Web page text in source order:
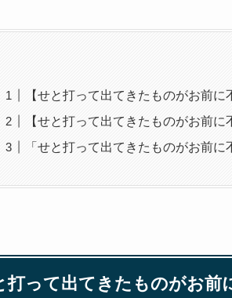
【せと打って出てきたものがお前
【せと打って出てきたものがお前
「せと打って出てきたものがお前
打って出てきたものがお前